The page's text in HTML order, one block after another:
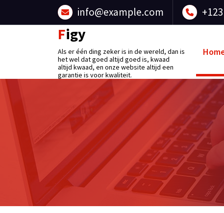
info@example.com
Figy
Als er één ding zeker is in de wereld, dan is
het wel dat goed altijd goed is, kwaad
altijd kwaad, en onze website altijd een
garantie is voor kwaliteit.